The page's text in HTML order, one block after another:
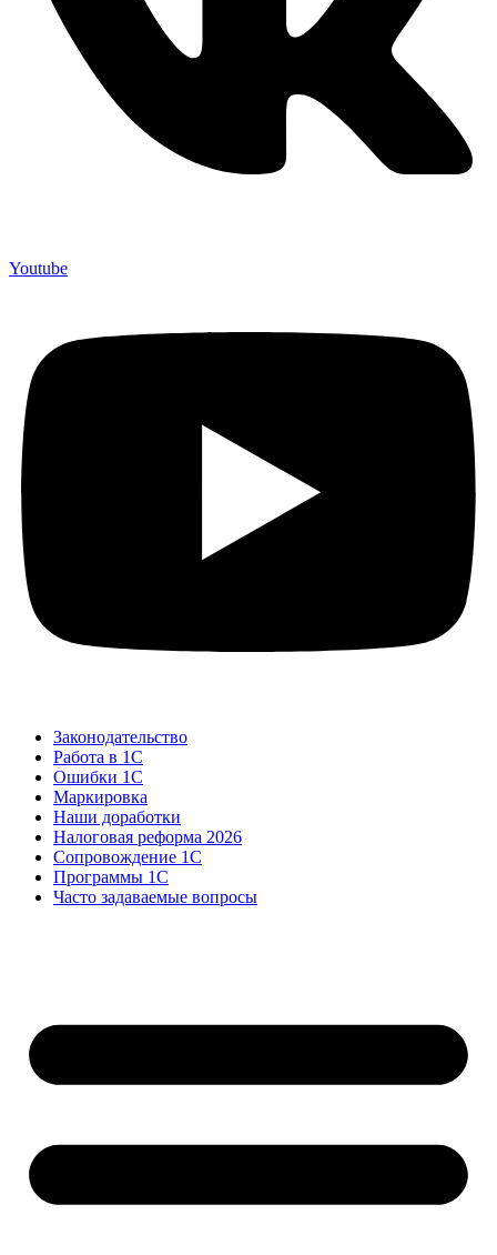
Youtube
Законодательство
Работа в 1С
Ошибки 1С
Маркировка
Наши доработки
Налоговая реформа 2026
Сопровождение 1С
Программы 1С
Часто задаваемые вопросы